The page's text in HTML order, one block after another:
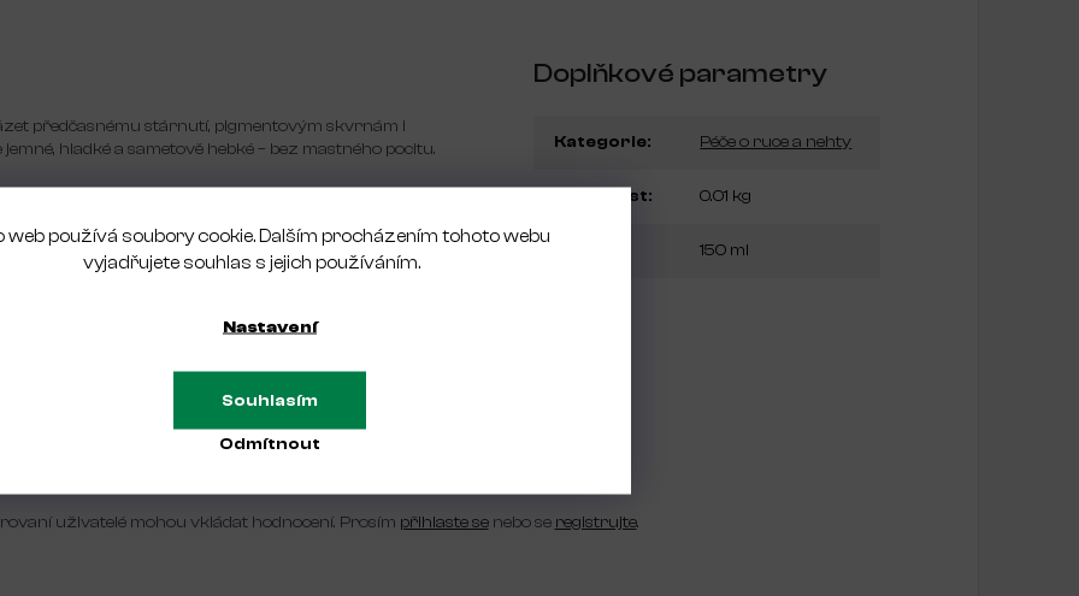
web používá soubory cookie. Dalším procházením tohoto webu
vyjadřujete souhlas s jejich používáním.
Nastavení
Odmítnout
Souhlasím
předčasnému stárnutí, pigmentovým skvrnám i
hladké a sametově hebké – bez mastného pocitu.
na slunci nebo v zimě, kdy vaše pokožka potřebuje extra
větším objemem 150 ml zajistí dlouhodobé použití, takže se
Doplňkové parametry
Kategorie: Péče o ruce a nehty
Hmotnost: 0.01 kg
150 ml
uživatelé mohou vkládat hodnocení. Prosím přihlaste senebo se registrujte.